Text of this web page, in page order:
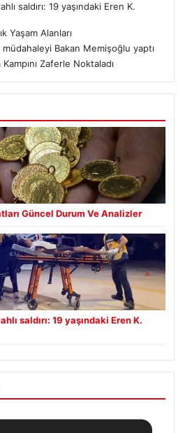
saldırı: 19 yaşındaki Eren K.
Yaşam Alanları
müdahaleyi Bakan Memişoğlu yaptı
Zaferle Noktaladı
Güncel Durum Ve Analizler
saldırı: 19 yaşındaki Eren K.